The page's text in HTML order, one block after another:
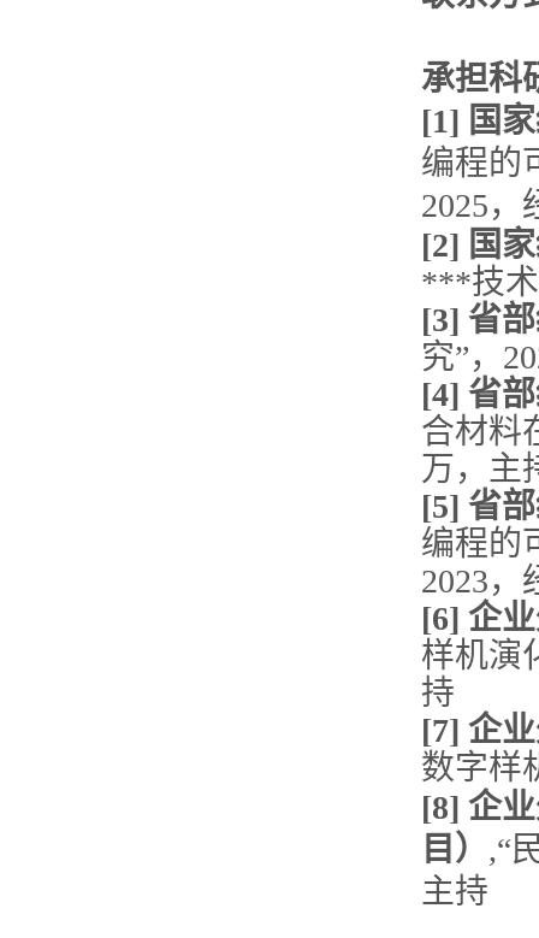
承担科
[1] 国
编程的
2025，
[2] 国
***技术
[3] 省
究”，
[4] 省
合材料
万，主
[5] 省
编程的
2023，
[6] 企
样机演
持
[7] 企
数字样
[8] 企
目） ,“
主持